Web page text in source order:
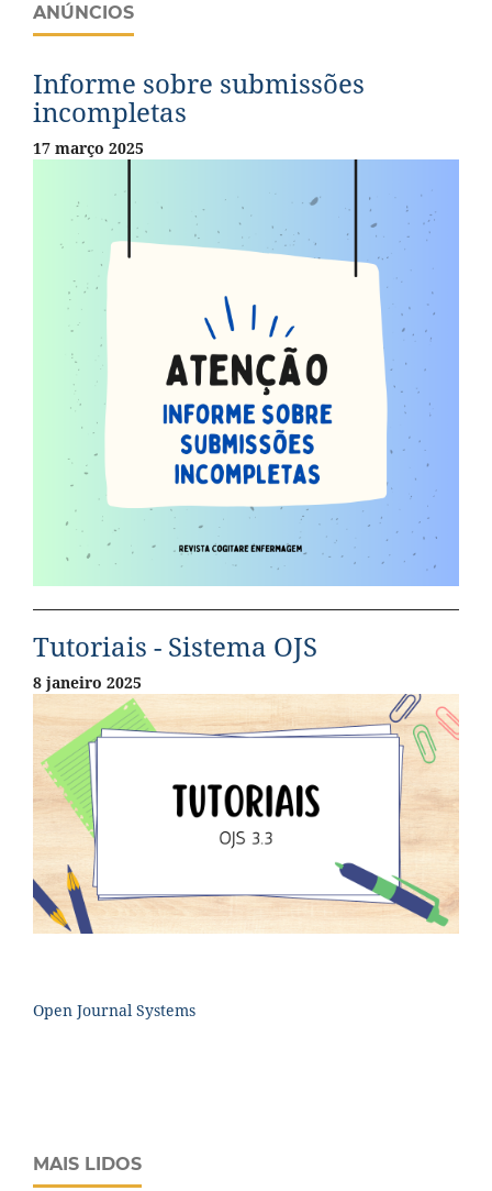
ANÚNCIOS
Informe sobre submissões
incompletas
17 março 2025
Tutoriais - Sistema OJS
8 janeiro 2025
Open Journal Systems
MAIS LIDOS